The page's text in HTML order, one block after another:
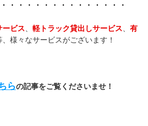
・・・・・・・・・・・・・・
ービス 軽トラック貸出しサービス
有
、様々なサービスがございます！
らの記事をご覧くださいませ！